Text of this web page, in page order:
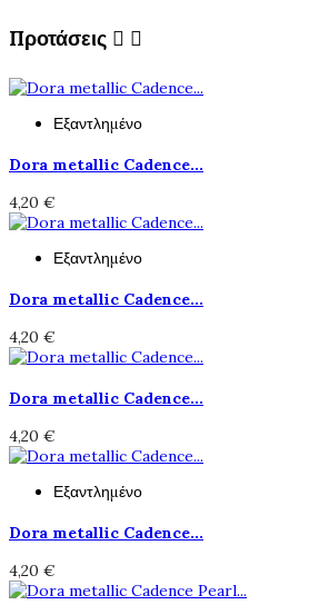
Προτάσεις  
Εξαντλημένο
Dora metallic Cadence...
4,20 €
Εξαντλημένο
Dora metallic Cadence...
4,20 €
Dora metallic Cadence...
4,20 €
Εξαντλημένο
Dora metallic Cadence...
4,20 €